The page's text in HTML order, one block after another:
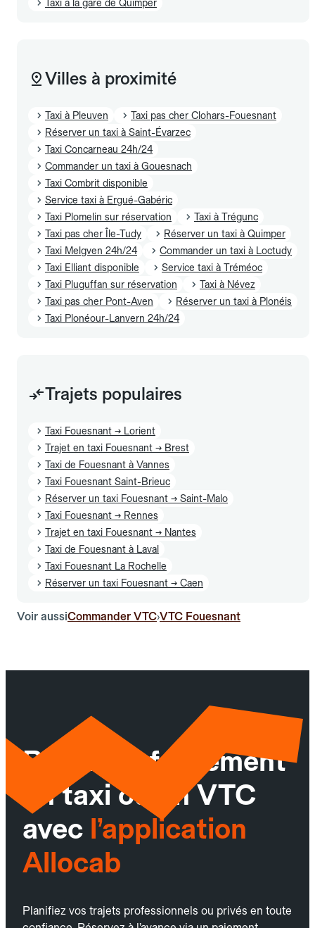
Taxi à la gare de Quimper
Villes à proximité
Taxi à Pleuven
Taxi pas cher Clohars-Fouesnant
Réserver un taxi à Saint-Évarzec
Taxi Concarneau 24h/24
Commander un taxi à Gouesnach
Taxi Combrit disponible
Service taxi à Ergué-Gabéric
Taxi Plomelin sur réservation
Taxi à Trégunc
Taxi pas cher Île-Tudy
Réserver un taxi à Quimper
Taxi Melgven 24h/24
Commander un taxi à Loctudy
Taxi Elliant disponible
Service taxi à Tréméoc
Taxi Pluguffan sur réservation
Taxi à Névez
Taxi pas cher Pont-Aven
Réserver un taxi à Plonéis
Taxi Plonéour-Lanvern 24h/24
Trajets populaires
Taxi Fouesnant → Lorient
Trajet en taxi Fouesnant → Brest
Taxi de Fouesnant à Vannes
Taxi Fouesnant Saint-Brieuc
Réserver un taxi Fouesnant → Saint-Malo
Taxi Fouesnant → Rennes
Trajet en taxi Fouesnant → Nantes
Taxi de Fouesnant à Laval
Taxi Fouesnant La Rochelle
Réserver un taxi Fouesnant → Caen
Voir aussiCommander VTC›VTC Fouesnant
Réservez facilement
un taxi ou un VTC
avec l’application
Allocab
Planifiez vos trajets professionnels ou privés en toute